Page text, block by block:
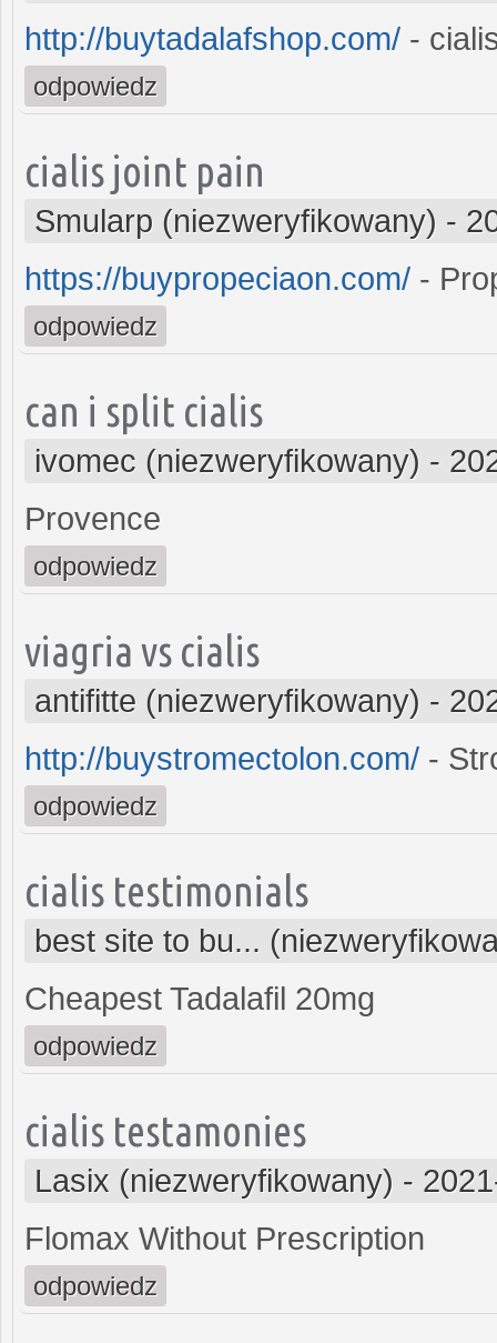
http://buytadalafshop.com/ -
odpowiedz
cialis joint pain
Smularp (niezweryfikowany) -
https://buypropeciaon.com/ -
odpowiedz
can i split cialis
ivomec (niezweryfikowany) -
Provence
odpowiedz
viagria vs cialis
antifitte (niezweryfikowany) -
http://buystromectolon.com/ -
odpowiedz
cialis testimonials
best site to bu...
Cheapest Tadalafil 20mg
odpowiedz
cialis testamonies
Lasix (niezweryfikowany) -
Flomax Without Prescription
odpowiedz